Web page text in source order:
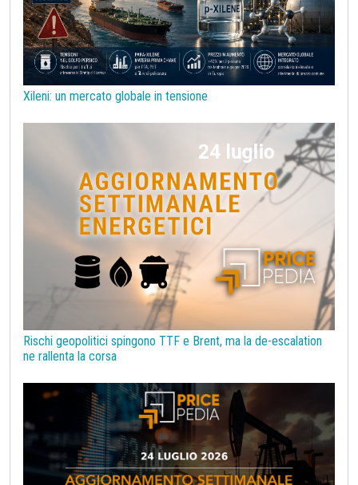
Prodotti di base per costruzioni Rame
Sanzioni UE alla Russia Semiconduttori Should Cost
Silicio Stagno Strumenti Superciclo
Tassi di Cambio Tecnopolimeri Tensioattivi
Termoplastiche di base
Zinco
covid19lab melamina
Xileni: un mercato globale in tensione
Rischi geopolitici spingono TTF e Brent, ma la de-escalation
ne rallenta la corsa